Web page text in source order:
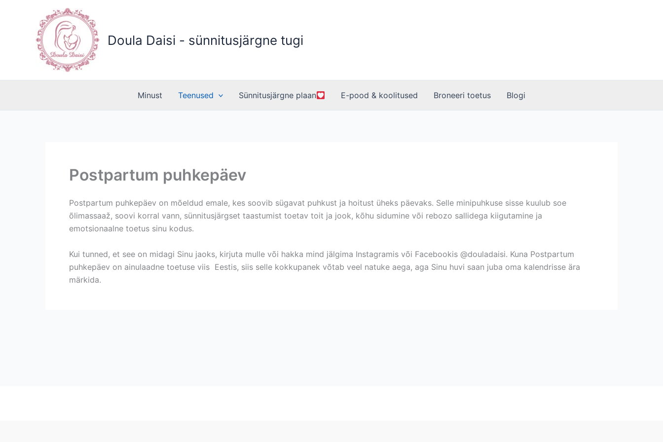
Doula Daisi - sünnitusjärgne tugi
Minust Teenused Sünnitusjärgne plaan E-pood & koolitused Broneeri toetus Blogi
Postpartum puhkepäev
Postpartum puhkepäev on mõeldud emale, kes soovib sügavat puhkust ja hoitust üheks päevaks. Selle minipuhkuse sisse kuulub soe
õlimassaaž, soovi korral vann, sünnitusjärgset taastumist toetav toit ja jook, kõhu sidumine või rebozo sallidega kiigutamine ja
emotsionaalne toetus sinu kodus.
Kui tunned, et see on midagi Sinu jaoks, kirjuta mulle või hakka mind jälgima Instagramis või Facebookis @douladaisi. Kuna Postpartum
puhkepäev on ainulaadne toetuse viis Eestis, siis selle kokkupanek võtab veel natuke aega, aga Sinu huvi saan juba oma kalendrisse ära
märkida.